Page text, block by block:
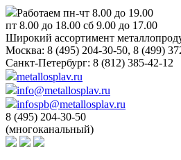
Работаем пн-чт 8.00 до 19.00
пт 8.00 до 18.00 сб 9.00 до 17.00
Широкий ассортимент
Москва: 8 (495) 204-30-50, 8 (499)
Санкт-Петербург: 8 (812) 385-42-12
metallosplav.ru
info@metallosplav.ru
infospb@metallosplav.ru
8 (495) 204-30-50
(многоканальный)